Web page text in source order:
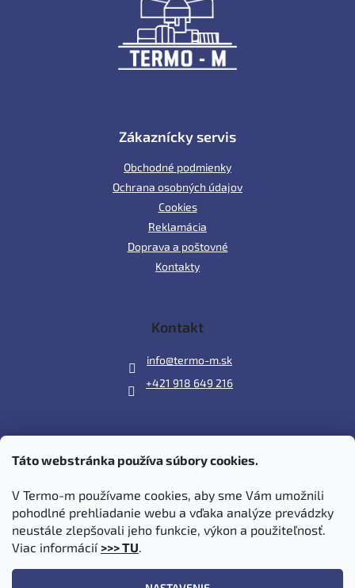
Táto webstránka používa súbory cookies.
V Termo-m používame cookies, aby sme Vám umožnili
pohodlné prehliadanie webu a vďaka analýze prevádzky
neustále zlepšovali jeho funkcie, výkon a použiteľnosť.
Viac informácií >>> TU.
Zákaznícky servis
Obchodné podmienky
Ochrana osobných údajov
Cookies
Reklamácia
Doprava a poštovné
Kontakty
Kontakt
info@termo-m.sk
+421 918 649 216
Prijímame online platby